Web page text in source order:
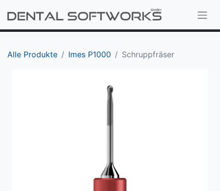
Alle Produkte Imes P1000 Schruppfräser